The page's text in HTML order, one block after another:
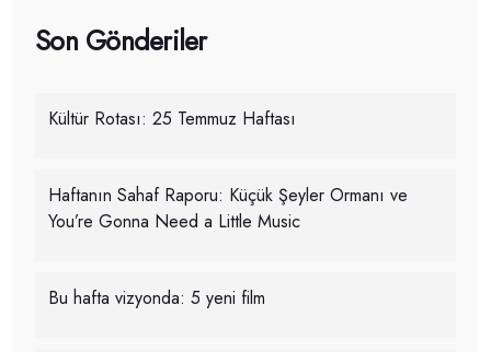
Son Gönderiler
Kültür Rotası: 25 Temmuz Haftası
Haftanın Sahaf Raporu: Küçük Şeyler Ormanı ve
You’re Gonna Need a Little Music
Bu hafta vizyonda: 5 yeni film